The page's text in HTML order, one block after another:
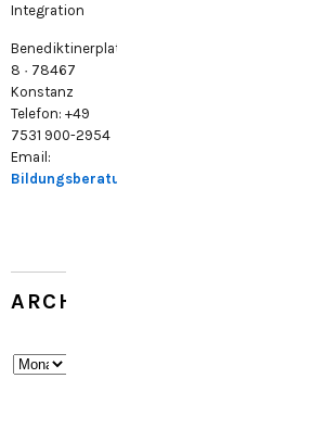
Integration
Benediktinerplatz
8 · 78467
Konstanz
Telefon: +49
7531 900-2954
Email:
Bildungsberatung@konstanz.de
ARCHIV
Archiv